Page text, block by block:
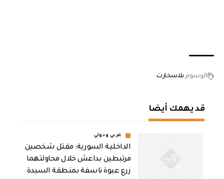
الوسوم بلاسخارت
قد يهمك أيضا
عربي ودولي
الداخلية السورية: مقتل شخصين
مرتبطين بداعش خلال محاولتهما
زرع عبوة ناسفة بمنطقة السيدة